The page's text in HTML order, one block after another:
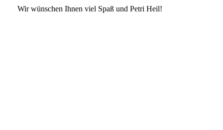
Wir wünschen Ihnen viel Spaß und Petri Heil!